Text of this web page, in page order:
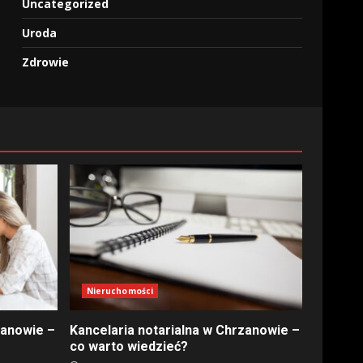
Uncategorized
Uroda
Zdrowie
–
Nieruchomości
Kancelaria notarialna w Chrzanowie –
co warto wiedzieć?